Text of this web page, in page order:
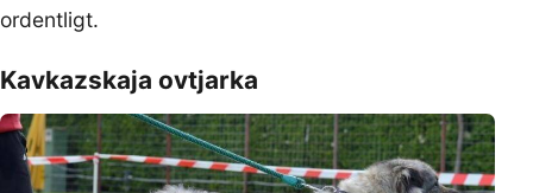
ordentligt.
Kavkazskaja ovtjarka